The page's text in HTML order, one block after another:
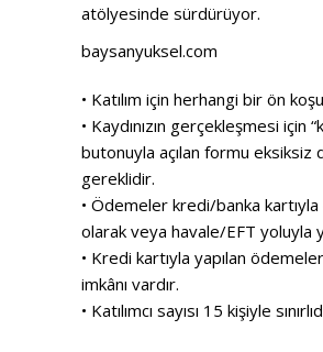
atölyesinde sürdürüyor.
baysanyuksel.com
• Katılım için herhangi bir ön
• Kaydınızın gerçekleşmesi için
butonuyla açılan formu eksiksiz
gereklidir.
• Ödemeler kredi/banka kartıyla
olarak veya havale/EFT yoluyla
• Kredi kartıyla yapılan
imkânı vardır.
• Katılımcı sayısı 15 kişiyle